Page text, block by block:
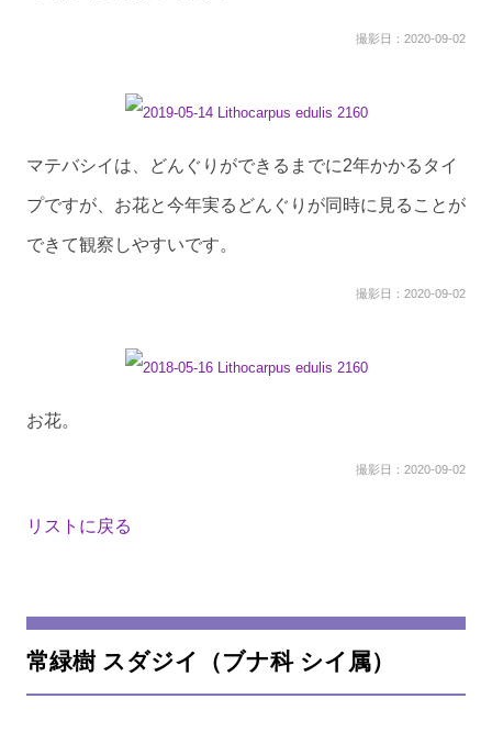
撮影日：2020-09-02
マテバシイは、どんぐりができるまでに2年かかるタイ
プですが、お花と今年実るどんぐりが同時に見ることが
できて観察しやすいです。
撮影日：2020-09-02
お花。
撮影日：2020-09-02
リストに戻る
常緑樹 スダジイ（ブナ科 シイ属）